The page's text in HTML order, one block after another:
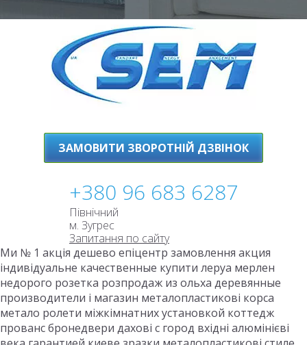
ЗАМОВИТИ ЗВОРОТНІЙ ДЗВІНОК
+380 96 683 6287
Північний
м. Зугрес
Запитання по сайту
Ми № 1 акція дешево епіцентр замовлення акция
індивідуальне качественные купити леруа мерлен
недорого розетка розпродаж из ольха деревянные
производители і магазин металопластикові корса
метало ролети міжкімнатних установкой коттедж
прованс бронедвери дахові с город вхідні алюмінієві